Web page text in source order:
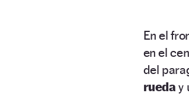
En el
en el
del
rueda y